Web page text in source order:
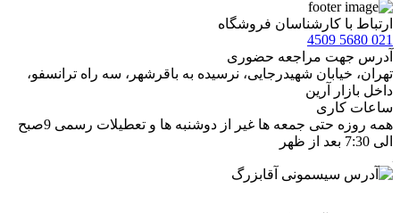
ارتباط با کارشناسان فروشگاه
021 5680 4509
آدرس جهت مراجعه حضوری
تهران، خيابان شهيدرجايى، نرسیده به باقرشهر، سه راه ترانسفو،
داخل بازار آرین
ساعات کاری
همه روزه حتی جمعه ها غیر از دوشنبه ها و تعطیلات رسمی 9صبح
الی 7:30 بعد از ظهر